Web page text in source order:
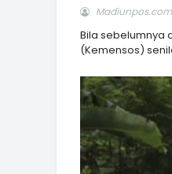
Bila sebelumnya
(Kemensos)